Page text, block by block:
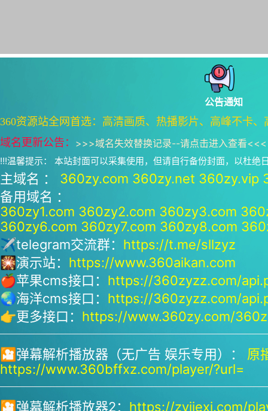
公告通知
360资源站全网首选：高清画质、热播影片、高峰不卡
域名更新公告： >>>域名失效替换记录--请点击进入查看<<<
!!!温馨提示： 本站封面可以采集使用，但请自行备份封面，以杜绝
主域名 ： 360zy.com 360zy.net 360zy.vip
备用域名 ：
360zy1.com 360zy2.com 360zy3.com
360zy6.com 360zy7.com 360zy8.com
✈telegram交流群： https://t.me/sllzyz
🎇演示站： https://www.360aikan.com
🍎苹果cms接口： https://360zyzz.com/
🌏海洋cms接口： https://360zyzz.com/
👉更多接口： https://www.360zy.com/
🎦弹幕解析播放器（无广告 娱乐专用）： 原
https://www.360bffxz.com/player/?url=
🎦弹幕解析播放器2： https://zyjiexi.com/